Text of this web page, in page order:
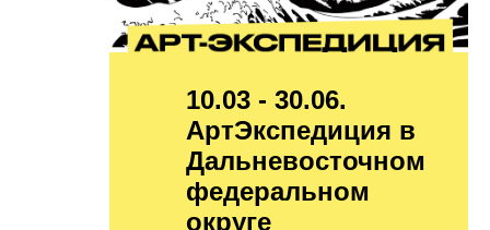
10.03 - 30.06.
АртЭкспедиция в
Дальневосточном
федеральном
округе